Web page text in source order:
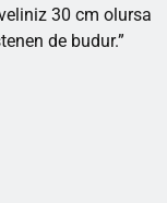
30 cm olursa
de budur.”